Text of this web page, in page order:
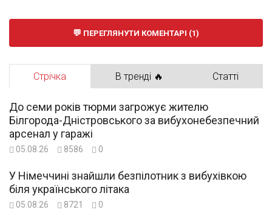
ПЕРЕГЛЯНУТИ КОМЕНТАРІ (1)
Стрічка В тренді 🔥 Статті
До семи років тюрми загрожує жителю
Білгорода-Дністровського за вибухонебезпечний
арсенал у гаражі
05.08.26 8586 0
У Німеччині знайшли безпілотник з вибухівкою
біля українського літака
05.08.26 8721 0